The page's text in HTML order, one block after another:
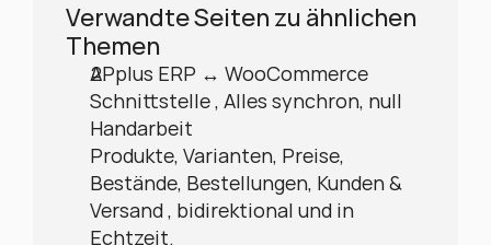
Verwandte Seiten zu ähnlichen
Themen
APplus ERP ↔ WooCommerce
Schnittstelle , Alles synchron, null
Handarbeit
Produkte, Varianten, Preise,
Bestände, Bestellungen, Kunden &
Versand , bidirektional und in
Echtzeit.